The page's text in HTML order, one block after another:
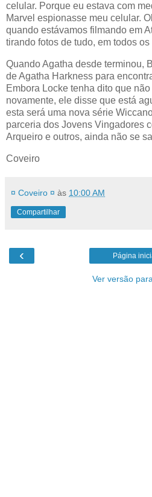
celular. Porque eu estava com
Marvel espionasse meu celular.
quando estávamos filmando em
tirando fotos de tudo, em todos
Quando Agatha desde terminou,
de Agatha Harkness para
Embora Locke tenha dito que
novamente, ele disse que está
esta será uma nova série
parceria dos Jovens Vingadores
Arqueiro e outros, ainda não se
Coveiro
¤ Coveiro ¤ às 10:00 AM
Compartilhar
‹ Página
Ver versão